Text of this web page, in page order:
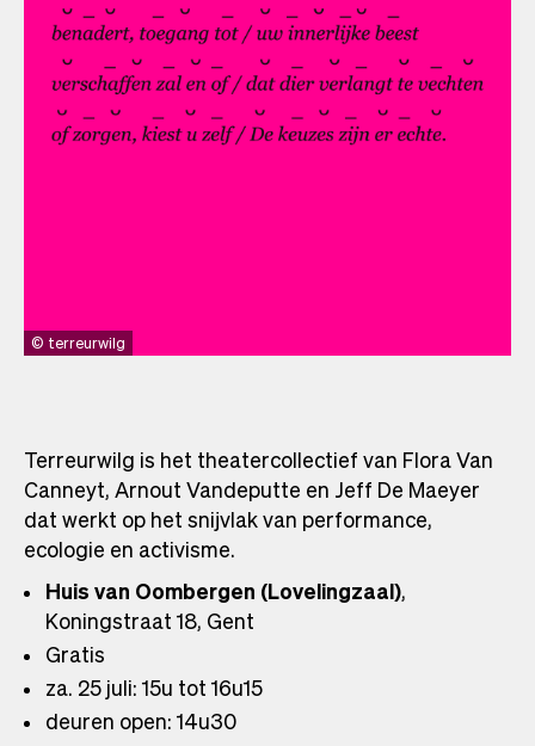
terreurwilg
Terreurwilg is het theatercollectief van Flora Van
Canneyt, Arnout Vandeputte en Jeff De Maeyer
dat werkt op het snijvlak van performance,
ecologie en activisme.
Huis van Oombergen (Lovelingzaal),
Koningstraat 18, Gent
Gratis
za. 25 juli: 15u tot 16u15
deuren open: 14u30